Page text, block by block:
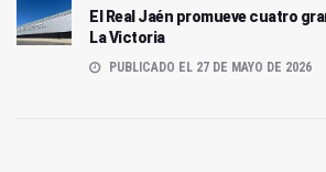
El Real Jaén promueve cuatro
La Victoria
PUBLICADO EL 27 DE MAYO DE 2026